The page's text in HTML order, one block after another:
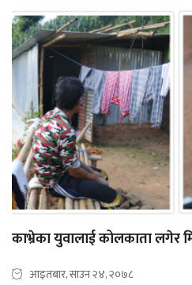
काभ्रेका युवालाई कोलकाता लगेर
आइतबार, साउन २४, २०७८